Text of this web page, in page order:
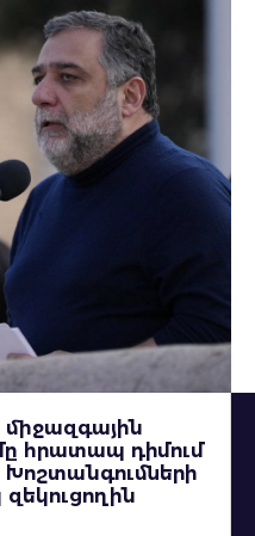
հրատապ դիմում
Խոշտանգումների